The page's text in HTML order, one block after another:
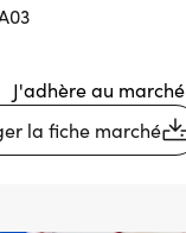
J'adhère au marché
la fiche marché